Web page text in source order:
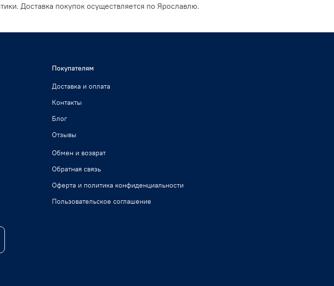
Доставка покупок осуществляется по Ярославлю.
Покупателям
Доставка и оплата
Контакты
Блог
Отзывы
Обмен и возврат
Обратная связь
Оферта и политика конфиденциальности
Пользовательское соглашение